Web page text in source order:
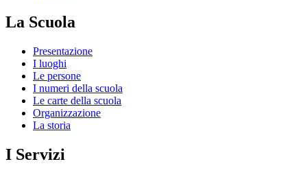
La Scuola
Presentazione
I luoghi
Le persone
I numeri della scuola
Le carte della scuola
Organizzazione
La storia
I Servizi